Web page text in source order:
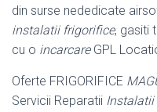
din surse nededicate
instalatii frigorifice, gasiti
cu o incarcareGPL
Oferte FRIGORIFICE
Servicii Reparatii Instalatii